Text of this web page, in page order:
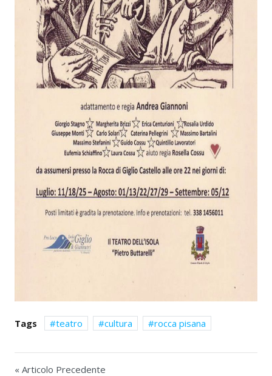
Tags teatro cultura rocca pisana
« Articolo Precedente